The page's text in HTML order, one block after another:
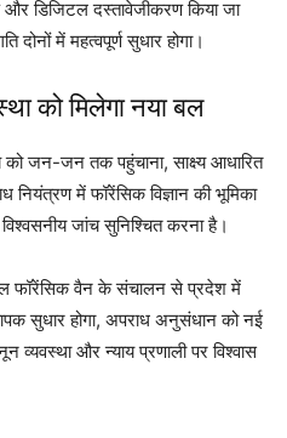
और डिजिटल दस्तावेजीकरण किया जा
में महत्वपूर्ण सुधार होगा।
को मिलेगा नया बल
को जन-जन तक पहुंचाना, साक्ष्य आधारित
नियंत्रण में फॉरेंसिक विज्ञान की भूमिका
जांच सुनिश्चित करना है।
फॉरेंसिक वैन के संचालन से प्रदेश में
सुधार होगा, अपराध अनुसंधान को नई
व्यवस्था और न्याय प्रणाली पर विश्वास